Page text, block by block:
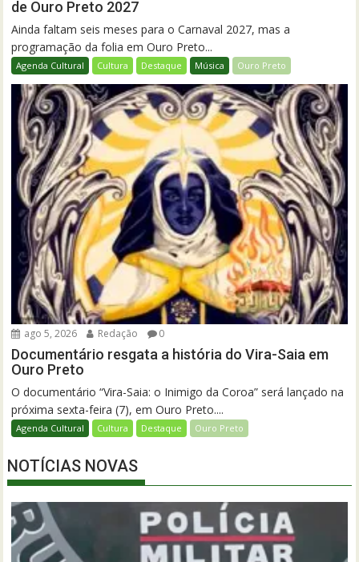
de Ouro Preto 2027
Ainda faltam seis meses para o Carnaval 2027, mas a
programação da folia em Ouro Preto...
Agenda Cultural Cultura Destaque Música Ouro Preto
ago 5, 2026 Redação 0
Documentário resgata a história do Vira-Saia em
Ouro Preto
O documentário “Vira-Saia: o Inimigo da Coroa” será lançado na
próxima sexta-feira (7), em Ouro Preto....
Agenda Cultural Cultura Destaque Ouro Preto
NOTÍCIAS NOVAS